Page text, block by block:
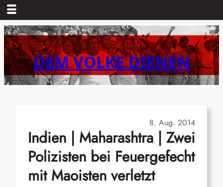
Zum
Inhalt
springenDEM VOLKE DIENEN
8. Aug. 2014
Indien | Maharashtra | Zwei
Polizisten bei Feuergefecht
mit Maoisten verletzt